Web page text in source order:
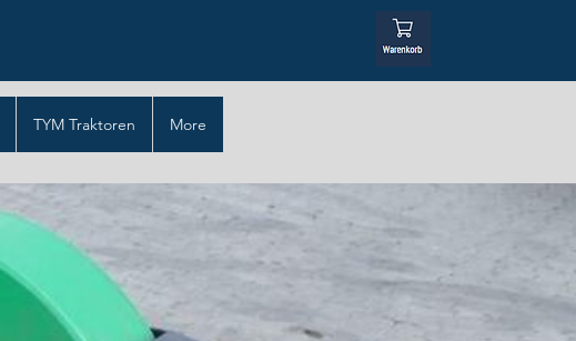
TYM Traktoren More